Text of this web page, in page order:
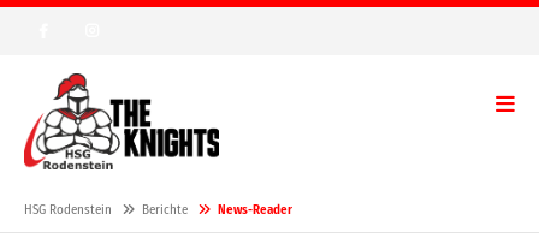
HSG Rodenstein Berichte News-Reader